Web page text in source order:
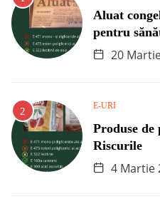
Aluat
pentru
20
E-URI
Produse de
Riscurile
4 Martie